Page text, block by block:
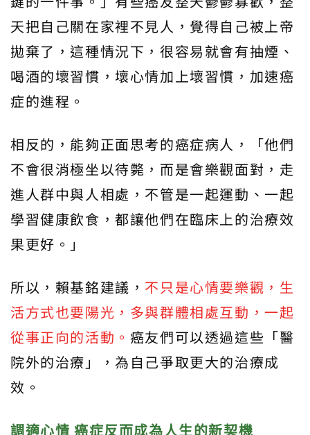
天把自己關在家裡不見人，覺得自己被上帝
拋棄了，這種情況下，很容易就會有抽煙、
喝酒的壞習慣，壞心情加上壞習慣，加速癌
症的進程。
相反的，能夠正面思考的癌症病人，「他們
不會很消極坐以待斃，而是會樂觀面對，走
進人群中與人相處，不管是一起運動、一起
學習健康飲食，都讓他們在臨床上的治療效
果更好。」
所以，賴基銘建議， 不只是心情要樂觀，生
活方式也要陽光，多與群體相處互動，一起
從事正向的活動。 癌友們可以透過這些「醫
院外的治療」，為自己爭取更大的治療成
效。
調適心情 癌症反而成為人生的新契機